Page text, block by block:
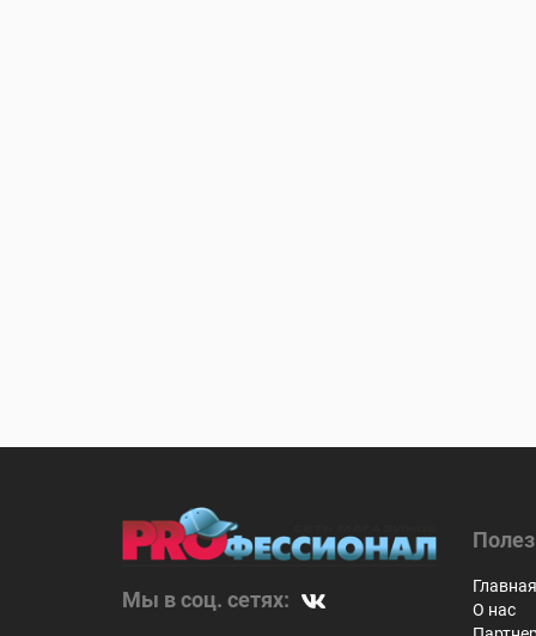
Мы в соц. сетях:
Главная
О нас